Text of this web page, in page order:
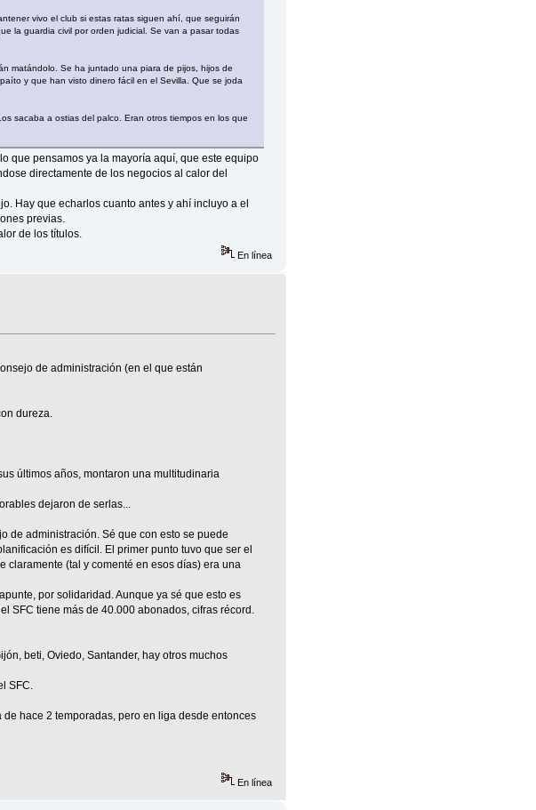
vivo el club si estas ratas siguen ahí, que seguirán
la guardia civil por orden judicial. Se van a pasar todas
matándolo. Se ha juntado una piara de pijos, hijos de
y que han visto dinero fácil en el Sevilla. Que se joda
sacaba a ostias del palco. Eran otros tiempos en los que
que pensamos ya la mayoría aquí, que este equipo
directamente de los negocios al calor del
Hay que echarlos cuanto antes y ahí incluyo a el
previas.
de los títulos.
En línea
de administración (en el que están
dureza.
últimos años, montaron una multitudinaria
dejaron de serlas...
de administración. Sé que con esto se puede
es difícil. El primer punto tuvo que ser el
claramente (tal y comenté en esos días) era una
por solidaridad. Aunque ya sé que esto es
SFC tiene más de 40.000 abonados, cifras récord.
beti, Oviedo, Santander, hay otros muchos
SFC.
hace 2 temporadas, pero en liga desde entonces
En línea